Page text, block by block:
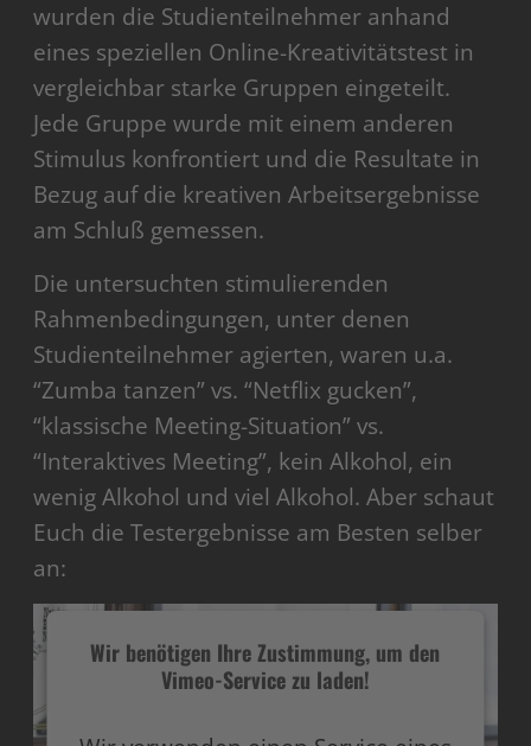
wurden die Studienteilnehmer anhand
eines speziellen Online-Kreativitätstest in
vergleichbar starke Gruppen eingeteilt.
Jede Gruppe wurde mit einem anderen
Stimulus konfrontiert und die Resultate in
Bezug auf die kreativen Arbeitsergebnisse
am Schluß gemessen.
Die untersuchten stimulierenden
Rahmenbedingungen, unter denen
Studienteilnehmer agierten, waren u.a.
“Zumba tanzen” vs. “Netflix gucken”,
“klassische Meeting-Situation” vs.
“Interaktives Meeting”, kein Alkohol, ein
wenig Alkohol und viel Alkohol. Aber schaut
Euch die Testergebnisse am Besten selber
an:
Wir benötigen Ihre Zustimmung, um den
Vimeo-Service zu laden!